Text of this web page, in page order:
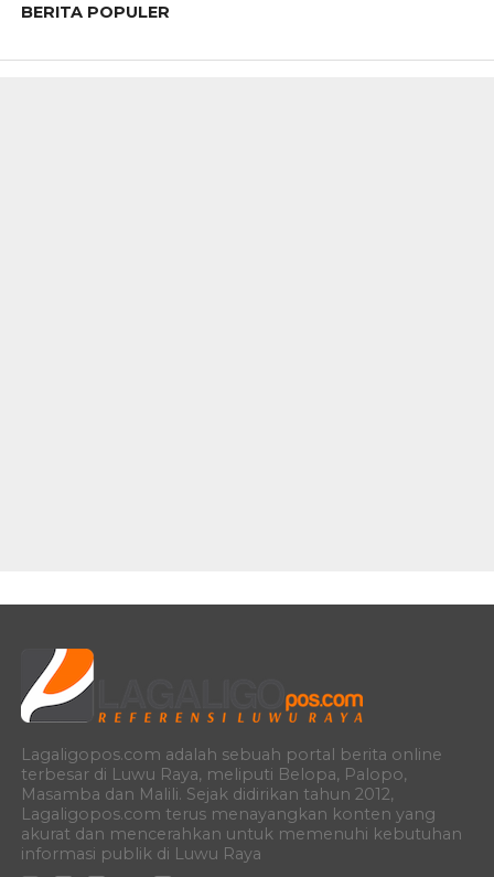
BERITA POPULER
Lagaligopos.com adalah sebuah portal berita online
terbesar di Luwu Raya, meliputi Belopa, Palopo,
Masamba dan Malili. Sejak didirikan tahun 2012,
Lagaligopos.com terus menayangkan konten yang
akurat dan mencerahkan untuk memenuhi kebutuhan
informasi publik di Luwu Raya